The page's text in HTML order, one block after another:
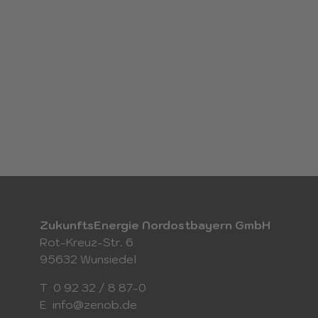
ZukunftsEnergie Nordostbayern GmbH
Rot-Kreuz-Str. 6
95632 Wunsiedel
T 0 92 32 / 8 87-0
E info@zenob.de